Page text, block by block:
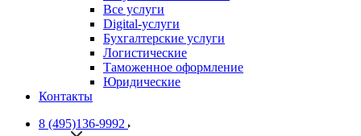
Все услуги
Digital-услуги
Бухгалтерские услуги
Логистические
Таможенное оформление
Юридические
Контакты
8 (495)136-9992